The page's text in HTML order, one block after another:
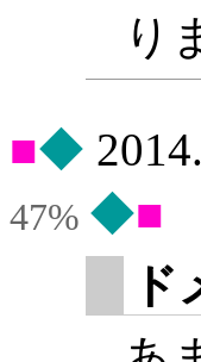
り
◆
47% ◆